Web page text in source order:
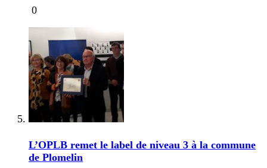
0
L’OPLB remet le label de niveau 3 à la commune
de Plomelin